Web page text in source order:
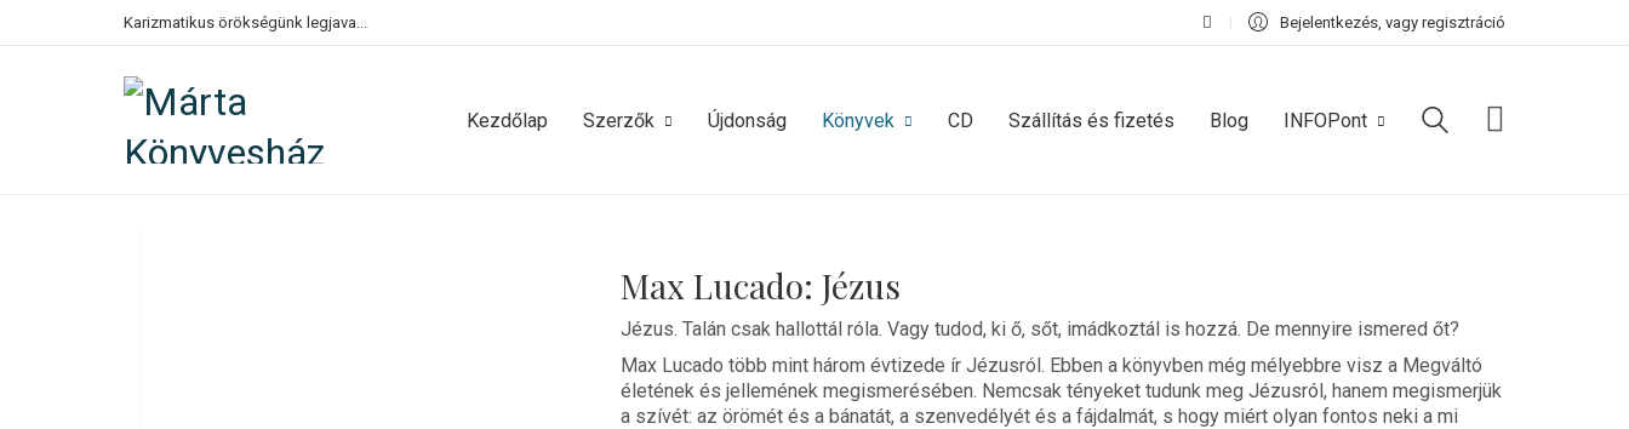
Karizmatikus örökségünk legjava... Bejelentkezés, vagy regisztráció
Kezdőlap Szerzők Újdonság Könyvek CD Szállítás és fizetés Blog INFOPont
Max Lucado: Jézus
Jézus. Talán csak hallottál róla. Vagy tudod, ki ő, sőt, imádkoztál is hozzá. De mennyire ismered őt?
Max Lucado több mint három évtizede ír Jézusról. Ebben a könyvben még mélyebbre visz a Megváltó
életének és jellemének megismerésében. Nemcsak tényeket tudunk meg Jézusról, hanem megismerjük
a szívét: az örömét és a bánatát, a szenvedélyét és a fájdalmát, s hogy miért olyan fontos neki a mi